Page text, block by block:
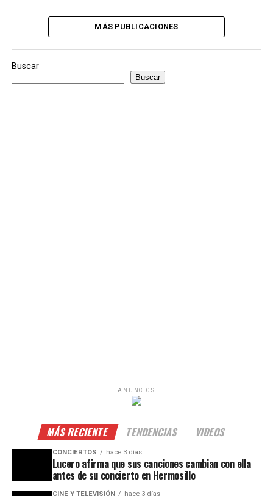
MÁS PUBLICACIONES
Buscar
Buscar
ANUNCIOS
MÁS RECIENTE TENDENCIAS VIDEOS
CONCIERTOS hace 3 días
Lucero afirma que sus canciones cambian con ella
antes de su concierto en Hermosillo
CINE Y TELEVISIÓN hace 3 días